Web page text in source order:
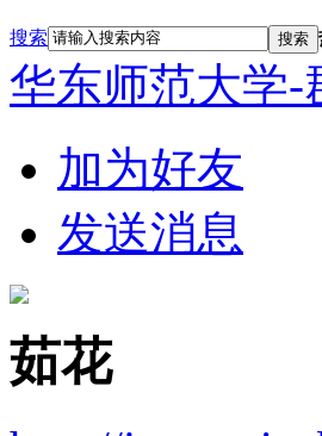
搜索 搜索
华东师范大学-
加为好友
发送消息
茹花